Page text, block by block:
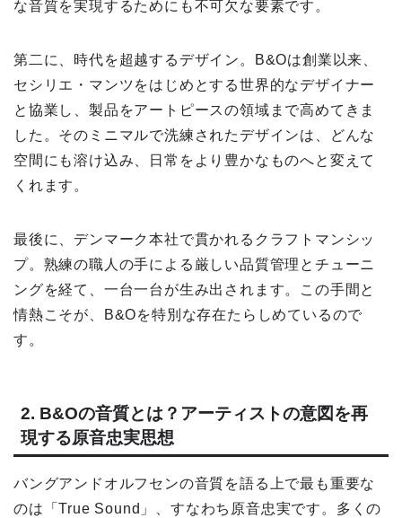
な音質を実現するためにも不可欠な要素です。
第二に、時代を超越するデザイン。B&Oは創業以来、
セシリエ・マンツをはじめとする世界的なデザイナー
と協業し、製品をアートピースの領域まで高めてきま
した。そのミニマルで洗練されたデザインは、どんな
空間にも溶け込み、日常をより豊かなものへと変えて
くれます。
最後に、デンマーク本社で貫かれるクラフトマンシッ
プ。熟練の職人の手による厳しい品質管理とチューニ
ングを経て、一台一台が生み出されます。この手間と
情熱こそが、B&Oを特別な存在たらしめているので
す。
2. B&Oの音質とは？アーティストの意図を再
現する原音忠実思想
バングアンドオルフセンの音質を語る上で最も重要な
のは「True Sound」、すなわち原音忠実です。多くの